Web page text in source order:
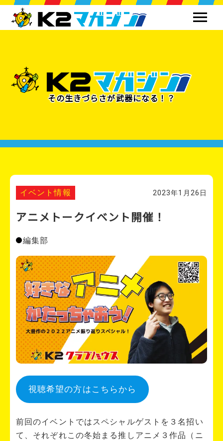
その生きづらさが武器になる！？
イベント情報 2023年1月26日
アニメトークイベント開催！
編集部
視聴希望の方はこちらから
前回のイベントではスペシャルゲストを３名招い
て、それぞれこの冬始まる推しアニメ３作品（ニ